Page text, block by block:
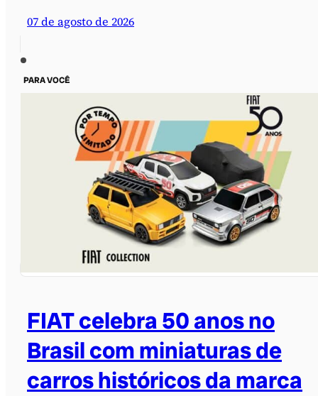
07 de agosto de 2026
PARA VOCÊ
FIAT celebra 50 anos no
Brasil com miniaturas de
carros históricos da marca